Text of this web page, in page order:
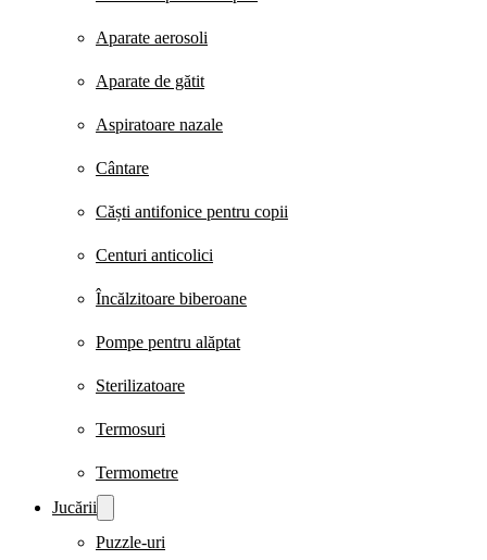
Aparate aerosoli
Aparate de gătit
Aspiratoare nazale
Cântare
Căști antifonice pentru copii
Centuri anticolici
Încălzitoare biberoane
Pompe pentru alăptat
Sterilizatoare
Termosuri
Termometre
Jucării
Puzzle-uri